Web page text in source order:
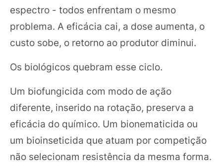
espectro - todos enfrentam o mesmo
problema. A eficácia cai, a dose aumenta, o
custo sobe, o retorno ao produtor diminui.
Os biológicos quebram esse ciclo.
Um biofungicida com modo de ação
diferente, inserido na rotação, preserva a
eficácia do químico. Um bionematicida ou
um bioinseticida que atuam por competição
não selecionam resistência da mesma forma.